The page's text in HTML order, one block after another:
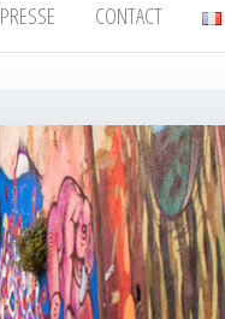
PRESSE CONTACT